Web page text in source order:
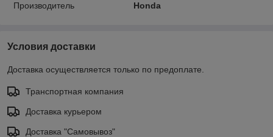
Производитель Honda
Условия доставки
Доставка осуществляется только по предоплате.
Транспортная компания
Доставка курьером
Доставка "Самовывоз"